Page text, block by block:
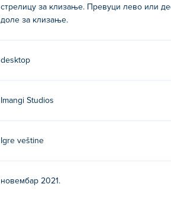
стрелицу за клизање. Превуци лево или
доле за клизање.
desktop
Imangi Studios
Igre veštine
новембар 2021.